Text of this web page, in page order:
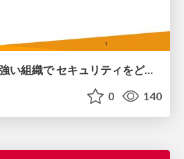
ボトムアップ文化が強い組織で セキュリティをどう根付かせていくかの現在進行形の話 / Making Security Stick in a Bottom-Up Organization
0 140